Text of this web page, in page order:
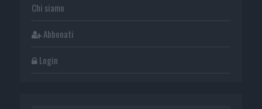
Chi siamo
Abbonati
Login